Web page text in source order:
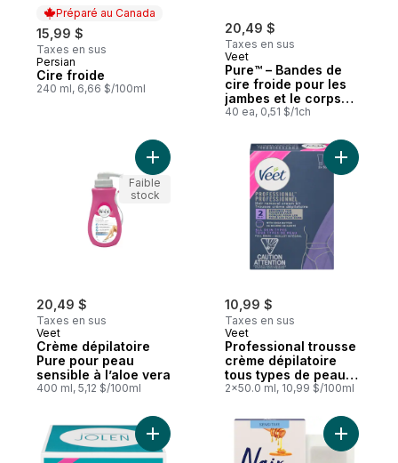
Préparé au Canada
15,99 $
Taxes en sus
Préparé au Canada
Persian
Cire froide
240 ml, 6,66 $/100ml
20,49 $
Taxes en sus
Veet
Pure™ – Bandes de
cire froide pour les
jambes et le corps
40ct
40 ea, 0,51 $/1ch
20,49 $
Taxes en sus
Veet
Crème dépilatoire
Pure pour peau
sensible à l’aloe vera
400 ml, 5,12 $/100ml
Ajouter Crème dépilatoire Pure pour
Faible
stock
10,99 $
Taxes en sus
Veet
Professional trousse
crème dépilatoire
tous types de peau
maillot intégral
2x50.0 ml, 10,99 $/100ml
Ajouter
Ajouter Crème décolorante douce au
Ajouter